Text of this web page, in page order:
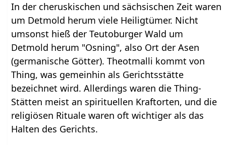
In der cheruskischen und sächsischen Zeit waren
um Detmold herum viele Heiligtümer. Nicht
umsonst hieß der Teutoburger Wald um
Detmold herum "Osning", also Ort der Asen
(germanische Götter). Theotmalli kommt von
Thing, was gemeinhin als Gerichtsstätte
bezeichnet wird. Allerdings waren die Thing-
Stätten meist an spirituellen Kraftorten, und die
religiösen Rituale waren oft wichtiger als das
Halten des Gerichts.